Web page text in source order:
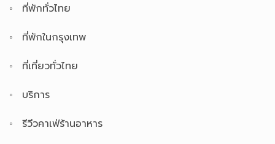
ที่พักทั่วไทย
ที่พักในกรุงเทพ
ที่เที่ยวทั่วไทย
บริการ
รีวีวคาเฟ่ร้านอาหาร